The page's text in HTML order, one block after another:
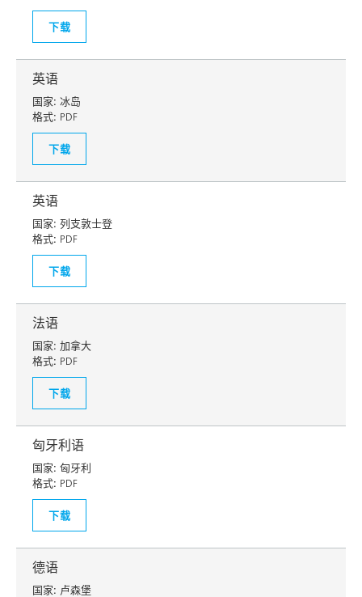
下载
英语
国家: 冰岛
格式: PDF
下载
英语
国家: 列支敦士登
格式: PDF
下载
法语
国家: 加拿大
格式: PDF
下载
匈牙利语
国家: 匈牙利
格式: PDF
下载
德语
国家: 卢森堡